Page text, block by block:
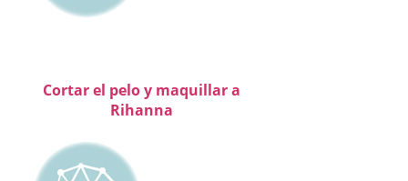
Cortar el pelo y maquillar a
Rihanna